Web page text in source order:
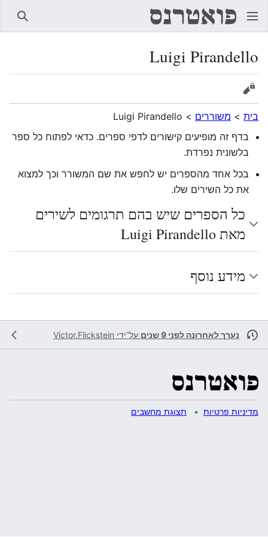
Luigi Pirandello
הצגת מקור
בית > משוררים >
Luigi Pirandello
בדף זה מופיעים קישורים לדפי ספרים. כדאי לפתוח כל ספר
בלשונית נפרדת.
בכל אחד מהספרים יש לחפש את שם המשורר וכך למצוא
את כל השירים שלו.
כל הספרים שיש בהם תרגומים לשירים
מאת Luigi Pirandello
מידע נוסף
נערך לאחרונה לפני 9 שנים על־ידי Victor.Flickstein
מדיניות פרטיות תצוגת מחשבים